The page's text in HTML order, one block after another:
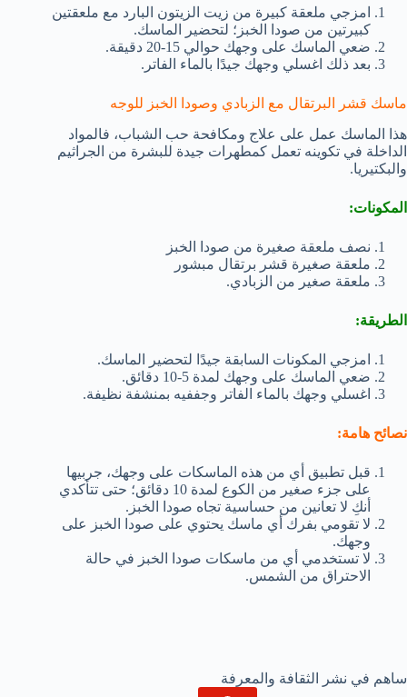
امزجي ملعقة كبيرة من زيت الزيتون البارد مع ملعقتين
كبيرتين من صودا الخبز؛ لتحضير الماسك.
ضعي الماسك على وجهك حوالي 15-20 دقيقة.
بعد ذلك اغسلي وجهك جيدًا بالماء الفاتر.
ماسك قشر البرتقال مع الزبادي وصودا الخبز للوجه
هذا الماسك عمل على علاج ومكافحة حب الشباب، فالمواد
الداخلة في تكوينه تعمل كمطهرات جيدة للبشرة من الجراثيم
والبكتيريا.
المكونات:
نصف ملعقة صغيرة من صودا الخبز
ملعقة صغيرة قشر برتقال مبشور
ملعقة صغير من الزبادي.
الطريقة:
امزجي المكونات السابقة جيدًا لتحضير الماسك.
ضعي الماسك على وجهك لمدة 5-10 دقائق.
اغسلي وجهك بالماء الفاتر وجففيه بمنشفة نظيفة.
نصائح هامة:
قبل تطبيق أي من هذه الماسكات على وجهك، جربيها
على جزء صغير من الكوع لمدة 10 دقائق؛ حتى تتأكدي
أنكِ لا تعانين من حساسية تجاه صودا الخبز.
لا تقومي بفرك أي ماسك يحتوي على صودا الخبز على
وجهك.
لا تستخدمي أي من ماسكات صودا الخبز في حالة
الاحتراق من الشمس.
ساهم في نشر الثقافة والمعرفة